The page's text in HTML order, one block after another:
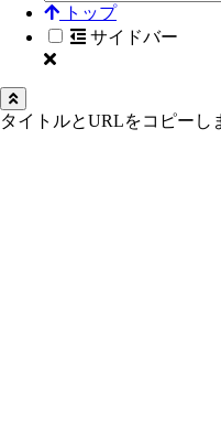
トップ
サイドバー
タイトルとURLをコピーし